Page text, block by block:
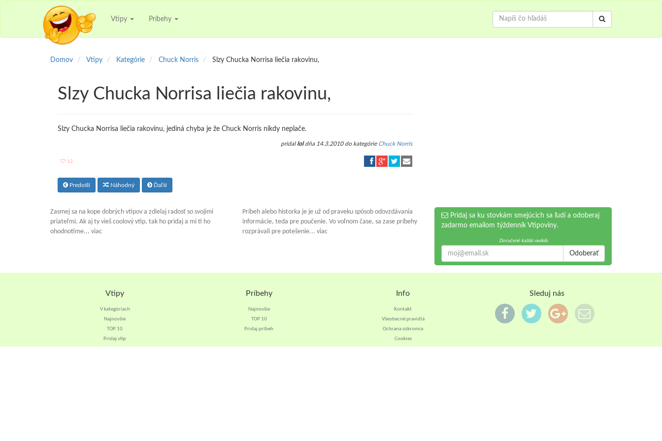
Vtipy Príbehy
Domov Vtipy Kategórie Chuck Norris Slzy Chucka Norrisa liečia rakovinu,
Slzy Chucka Norrisa liečia rakovinu,
Slzy Chucka Norrisa liečia rakovinu, jediná chyba je že Chuck Norris nikdy neplače.
pridal loldňa 14.3.2010 do kategórie Chuck Norris
12
Predošlí Náhodný Ďaľší
Zasmej sa na kope dobrých vtipov a zdielaj radosť so svojimi
priateľmi. Ak aj ty vieš coolový vtip, tak ho pridaj a mi ti ho
ohodnotíme... viac
Príbeh alebo historka je je už od praveku spósob odovzdávania
informácie, teda pre poučenie. Vo voľnom čase, sa zase príbehy
rozprávali pre potešenie... viac
Pridaj sa ku stovkám smejúcich sa ľudí a odoberaj
zadarmo emailom týždenník Vtipoviny.
Doručené každú nedeľu
Odoberať
Vtipy
V kategóriach
Najnovšie
TOP 10
Pridaj vtip
Príbehy
Najnovšie
TOP 10
Pridaj príbeh
Info
Kontakt
Všeobecné pravidlá
Ochrana súkromia
Cookies
Sleduj nás